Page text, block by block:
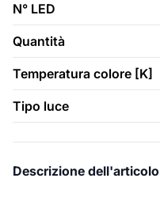
N° LED
Quantità
Temperatura colore [K]
Tipo luce
Descrizione dell'articolo